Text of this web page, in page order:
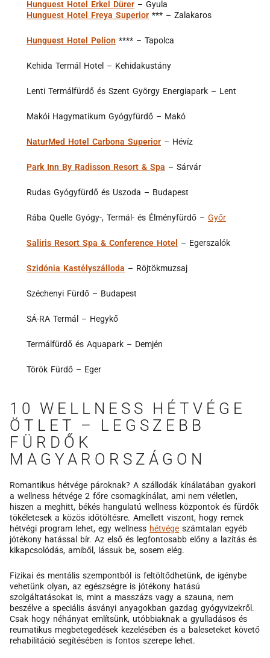
Hunguest Hotel Erkel Dürer – Gyula
Hunguest Hotel Freya Superior *** – Zalakaros
Hunguest Hotel Pelion **** – Tapolca
Kehida Termál Hotel – Kehidakustány
Lenti Termálfürdő és Szent György Energiapark – Lent
Makói Hagymatikum Gyógyfürdő – Makó
NaturMed Hotel Carbona Superior – Hévíz
Park Inn By Radisson Resort & Spa – Sárvár
Rudas Gyógyfürdő és Uszoda – Budapest
Rába Quelle Gyógy-, Termál- és Élményfürdő – Győr
Saliris Resort Spa & Conference Hotel – Egerszalók
Szidónia Kastélyszálloda – Röjtökmuzsaj
Széchenyi Fürdő – Budapest
SÁ-RA Termál – Hegykő
Termálfürdő és Aquapark – Demjén
Török Fürdő – Eger
10 WELLNESS HÉTVÉGE
ÖTLET – LEGSZEBB
FÜRDŐK
MAGYARORSZÁGON
Romantikus hétvége pároknak? A szállodák kínálatában gyakori
a wellness hétvége 2 főre csomagkínálat, ami nem véletlen,
hiszen a meghitt, békés hangulatú wellness központok és fürdők
tökéletesek a közös időtöltésre. Amellett viszont, hogy remek
hétvégi program lehet, egy wellness hétvége számtalan egyéb
jótékony hatással bír. Az első és legfontosabb előny a lazítás és
kikapcsolódás, amiből, lássuk be, sosem elég.
Fizikai és mentális szempontból is feltöltődhetünk, de igénybe
vehetünk olyan, az egészségre is jótékony hatású
szolgáltatásokat is, mint a masszázs vagy a szauna, nem
beszélve a speciális ásványi anyagokban gazdag gyógyvizekről.
Csak hogy néhányat említsünk, utóbbiaknak a gyulladásos és
reumatikus megbetegedések kezelésében és a baleseteket követő
rehabilitáció segítésében is fontos szerepe lehet.